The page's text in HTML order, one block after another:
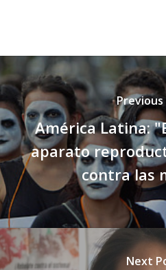
América Latina:
aparato
contra las
Next